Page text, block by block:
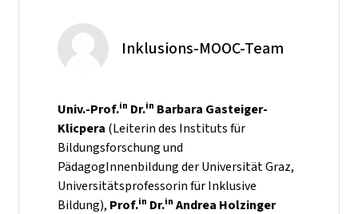
Inklusions-MOOC-Team
Univ.-Prof.in Dr.in Barbara Gasteiger-
Klicpera (Leiterin des Instituts für
Bildungsforschung und
PädagogInnenbildung der Universität Graz,
Universitätsprofessorin für Inklusive
Bildung), Prof.in Dr.in Andrea Holzinger